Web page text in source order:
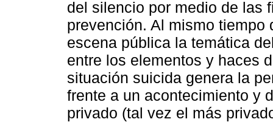
del silencio por medio de las
prevención. Al mismo tiempo
escena pública la temática
entre los elementos y haces
situación suicida genera la
frente a un acontecimiento y
privado (tal vez el más